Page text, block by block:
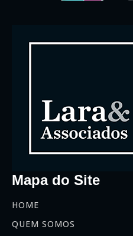
Mapa do Site
HOME
QUEM SOMOS